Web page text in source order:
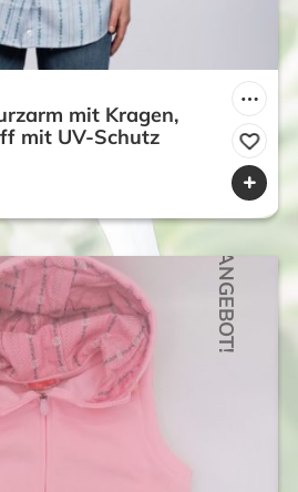
mit Kragen,
mit UV-Schutz
ANGEBOT!